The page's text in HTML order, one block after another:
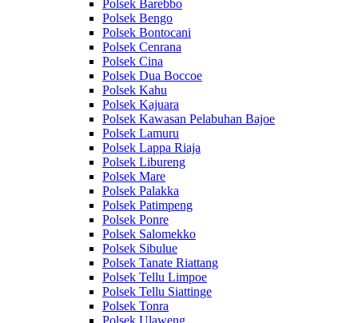
Polsek Barebbo
Polsek Bengo
Polsek Bontocani
Polsek Cenrana
Polsek Cina
Polsek Dua Boccoe
Polsek Kahu
Polsek Kajuara
Polsek Kawasan Pelabuhan Bajoe
Polsek Lamuru
Polsek Lappa Riaja
Polsek Libureng
Polsek Mare
Polsek Palakka
Polsek Patimpeng
Polsek Ponre
Polsek Salomekko
Polsek Sibulue
Polsek Tanate Riattang
Polsek Tellu Limpoe
Polsek Tellu Siattinge
Polsek Tonra
Polsek Ulaweng